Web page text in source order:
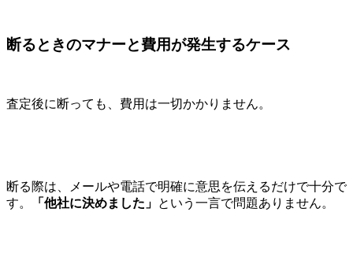
断るときのマナーと費用が発生するケース
査定後に断っても、費用は一切かかりません。
断る際は、メールや電話で明確に意思を伝えるだけで十分で
す。
「他社に決めました」 という一言で問題ありません。